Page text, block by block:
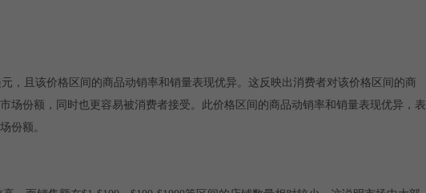
，且该价格区间的商品动销率和销量表现优异。这反映出消费者对该价格区间的商
场份额，同时也更容易被消费者接受。此价格区间的商品动销率和销量表现优异，表
份额。